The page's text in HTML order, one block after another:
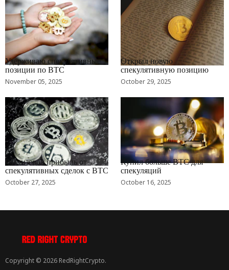
RRCNEWS_RU
Удерживаю спекулятивные
позиции по BTC
November 05, 2025
RRCNEWS_RU
Открыл новую
спекулятивную позицию
October 29, 2025
RRCNEWS_RU
Реализовал прибыль от
спекулятивных сделок с BTC
October 27, 2025
RRCNEWS_RU
Купил больше BTC для
спекуляций
October 16, 2025
Copyright © 2026 RedRightCrypto.